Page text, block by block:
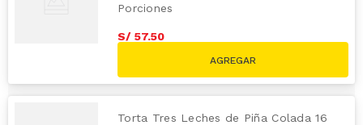
Porciones
S/ 57.50
Torta Tres Leches de Piña Colada 16